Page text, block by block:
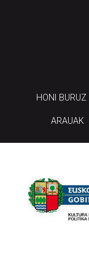
HONI BURUZ
ARAUAK